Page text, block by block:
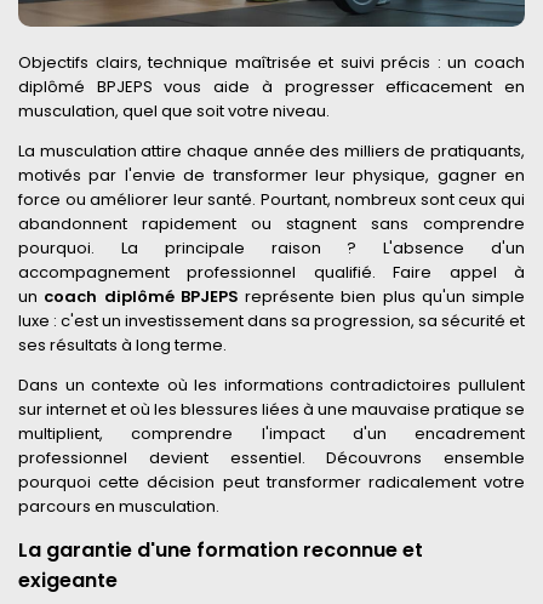
Objectifs clairs, technique maîtrisée et suivi précis : un coach
diplômé BPJEPS vous aide à progresser efficacement en
musculation, quel que soit votre niveau.
La musculation attire chaque année des milliers de pratiquants,
motivés par l'envie de transformer leur physique, gagner en
force ou améliorer leur santé. Pourtant, nombreux sont ceux qui
abandonnent rapidement ou stagnent sans comprendre
pourquoi. La principale raison ? L'absence d'un
accompagnement professionnel qualifié. Faire appel à
un coach diplômé BPJEPS représente bien plus qu'un simple
luxe : c'est un investissement dans sa progression, sa sécurité et
ses résultats à long terme.
Dans un contexte où les informations contradictoires pullulent
sur internet et où les blessures liées à une mauvaise pratique se
multiplient, comprendre l'impact d'un encadrement
professionnel devient essentiel. Découvrons ensemble
pourquoi cette décision peut transformer radicalement votre
parcours en musculation.
La garantie d'une formation reconnue et
exigeante